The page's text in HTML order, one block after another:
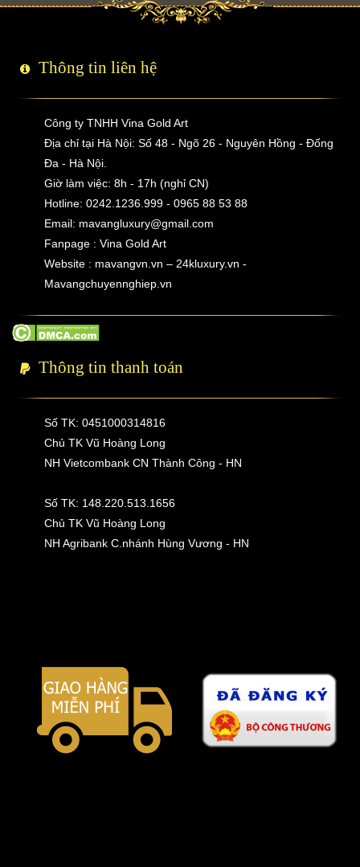
Thông tin liên hệ
Công ty TNHH Vina Gold Art
Địa chỉ tại Hà Nội: Số 48 - Ngõ 26 - Nguyên Hồng - Đống
Đa - Hà Nội.
Giờ làm việc: 8h - 17h (nghỉ CN)
Hotline: 0242.1236.999 - 0965 88 53 88
Email: mavangluxury@gmail.com
Fanpage : Vina Gold Art
Website : mavangvn.vn – 24kluxury.vn -
Mavangchuyennghiep.vn
Thông tin thanh toán
Số TK: 0451000314816
Chủ TK Vũ Hoàng Long
NH Vietcombank CN Thành Công - HN
Số TK: 148.220.513.1656
Chủ TK Vũ Hoàng Long
NH Agribank C.nhánh Hùng Vương - HN